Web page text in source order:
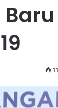
11